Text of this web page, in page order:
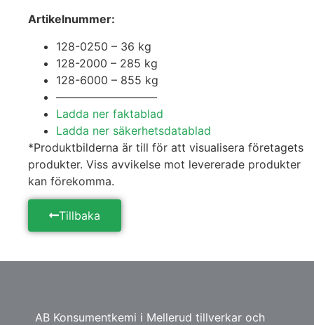
Artikelnummer:
128-0250 – 36 kg
128-2000 – 285 kg
128-6000 – 855 kg
—————————
Ladda ner faktablad
Ladda ner säkerhetsdatablad
*Produktbilderna är till för att visualisera företagets
produkter. Viss avvikelse mot levererade produkter
kan förekomma.
Tillbaka
AB Konsumentkemi i Mellerud tillverkar och